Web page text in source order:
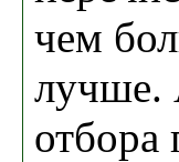
чем
лучше.
отбора